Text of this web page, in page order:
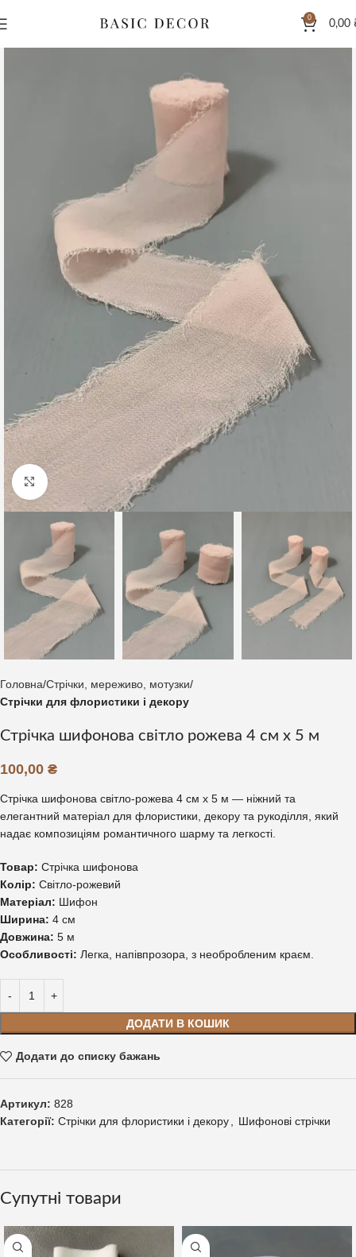
0
0,00
Клацніть, щоб збільшити
Головна Стрічки, мереживо, мотузки
Стрічки для флористики і декору
Стрічка шифонова світло рожева 4 см х 5 м
100,00 ₴
Стрічка шифонова світло-рожева 4 см х 5 м — ніжний та
елегантний матеріал для флористики, декору та рукоділля, який
надає композиціям романтичного шарму та легкості.
Товар: Стрічка шифонова
Колір: Світло-рожевий
Матеріал: Шифон
Ширина: 4 см
Довжина: 5 м
Особливості: Легка, напівпрозора, з необробленим краєм.
ДОДАТИ В КОШИК
Додати до списку бажань
Артикул: 828
Категорії: Стрічки для флористики і декору Шифонові стрічки
Супутні товари